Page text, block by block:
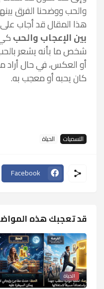
والحب ووضحنا الفرق
هذا المقال قد أجاب
بين الإعجاب والحب
شخص ما بأنه يشعر
أو العكس، في حال
كان يحبه أو معجب به.
التسميات الحياة
Facebook
قد تعجبك هذه
الحياة